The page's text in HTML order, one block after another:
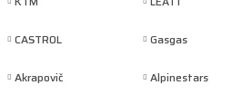
CASTROL Gasgas
Akrapovič Alpinestars